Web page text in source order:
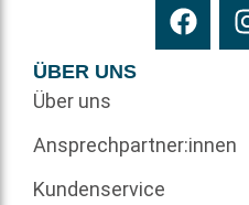
ÜBER UNS
Über uns
Ansprechpartner:innen
Kundenservice